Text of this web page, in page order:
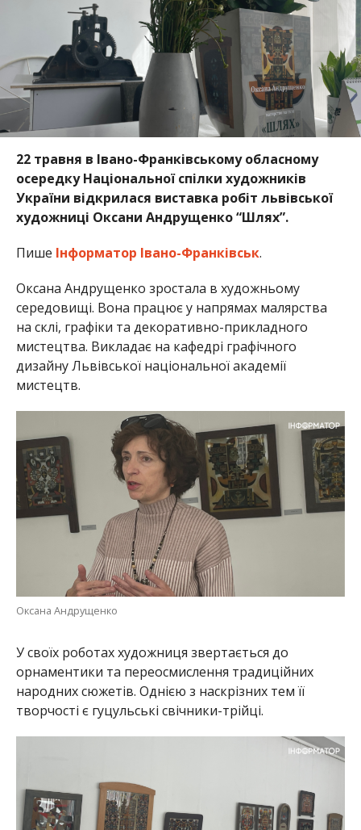
22 травня в Івано-Франківському обласному
осередку Національної спілки художників
України відкрилася виставка робіт львівської
художниці Оксани Андрущенко “Шлях”.
Пише Інформатор Івано-Франківськ.
Оксана Андрущенко зростала в художньому
середовищі. Вона працює у напрямах малярства
на склі, графіки та декоративно-прикладного
мистецтва. Викладає на кафедрі графічного
дизайну Львівської національної академії
мистецтв.
Оксана Андрущенко
У своїх роботах художниця звертається до
орнаментики та переосмислення традиційних
народних сюжетів. Однією з наскрізних тем її
творчості є гуцульські свічники-трійці.